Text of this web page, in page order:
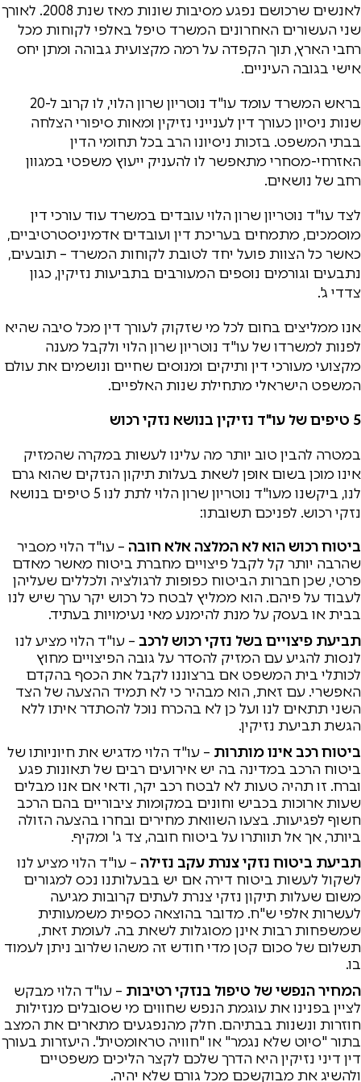
לאנשים שרכושם נפגע מסיבות שונות מאז שנת 2008. לאורך
שני העשורים האחרונים המשרד טיפל באלפי לקוחות מכל
רחבי הארץ, תוך הקפדה על רמה מקצועית גבוהה ומתן יחס
אישי בגובה העיניים.
בראש המשרד עומד עו"ד נוטריון שרון הלוי, לו קרוב ל-20
שנות ניסיון כעורך דין לענייני נזיקין ומאות סיפורי הצלחה
בבתי המשפט. בזכות ניסיונו הרב בכל תחומי הדין
האזרחי-מסחרי מתאפשר לו להעניק ייעוץ משפטי במגוון
רחב של נושאים.
לצד עו"ד נוטריון שרון הלוי עובדים במשרד עוד עורכי דין
מוסמכים, מתמחים בעריכת דין ועובדים אדמיניסטרטיביים,
כאשר כל הצוות פועל יחד לטובת לקוחות המשרד – תובעים,
נתבעים וגורמים נוספים המעורבים בתביעות נזיקין, כגון
צדדי ג'.
אנו ממליצים בחום לכל מי שזקוק לעורך דין מכל סיבה שהיא
לפנות למשרדו של עו"ד נוטריון שרון הלוי ולקבל מענה
מקצועי מעורכי דין ותיקים ומנוסים שחיים ונושמים את עולם
המשפט הישראלי מתחילת שנות האלפיים.
5 טיפים של עו"ד נזיקין בנושא נזקי רכוש
במטרה להבין טוב יותר מה עלינו לעשות במקרה שהמזיק
אינו מוכן בשום אופן לשאת בעלות תיקון הנזקים שהוא גרם
לנו, ביקשנו מעו"ד נוטריון שרון הלוי לתת לנו 5 טיפים בנושא
נזקי רכוש. לפניכם תשובתו:
ביטוח רכוש הוא לא המלצה אלא חובה – עו"ד הלוי מסביר
שהרבה יותר קל לקבל פיצויים מחברת ביטוח מאשר מאדם
פרטי, שכן חברות הביטוח כפופות לרגולציה ולכללים שעליהן
לעבוד על פיהם. הוא ממליץ לבטח כל רכוש יקר ערך שיש לנו
בבית או בעסק על מנת להימנע מאי נעימויות בעתיד.
תביעת פיצויים בשל נזקי רכוש לרכב – עו"ד הלוי מציע לנו
לנסות להגיע עם המזיק להסדר על גובה הפיצויים מחוץ
לכותלי בית המשפט אם ברצוננו לקבל את הכסף בהקדם
האפשרי. עם זאת, הוא מבהיר כי לא תמיד ההצעה של הצד
השני תתאים לנו ועל כן לא בהכרח נוכל להסתדר איתו ללא
הגשת תביעת נזיקין.
ביטוח רכב אינו מותרות – עו"ד הלוי מדגיש את חיוניותו של
ביטוח הרכב במדינה בה יש אירועים רבים של תאונות פגע
וברח. זו תהיה טעות לא לבטח רכב יקר, ודאי אם אנו מבלים
שעות ארוכות בכביש וחונים במקומות ציבוריים בהם הרכב
חשוף לפגיעות. בצעו השוואת מחירים ובחרו בהצעה הזולה
ביותר, אך אל תוותרו על ביטוח חובה, צד ג' ומקיף.
תביעת ביטוח נזקי צנרת עקב נזילה – עו"ד הלוי מציע לנו
לשקול לעשות ביטוח דירה אם יש בבעלותנו נכס למגורים
משום שעלות תיקון נזקי צנרת לעתים קרובות מגיעה
לעשרות אלפי ש"ח. מדובר בהוצאה כספית משמעותית
שמשפחות רבות אינן מסוגלות לשאת בה. לעומת זאת,
תשלום של סכום קטן מדי חודש זה משהו שלרוב ניתן לעמוד
בו.
המחיר הנפשי של טיפול בנזקי רטיבות – עו"ד הלוי מבקש
לציין בפנינו את עוגמת הנפש שחווים מי שסובלים מנזילות
חוזרות ונשנות בבתיהם. חלק מהנפגעים מתארים את המצב
בתור "סיוט שלא נגמר" או "חוויה טראומטית". היעזרות בעורך
דין דיני נזיקין היא הדרך שלכם לקצר הליכים משפטיים
ולהשיג את מבוקשכם מכל גורם שלא יהיה.